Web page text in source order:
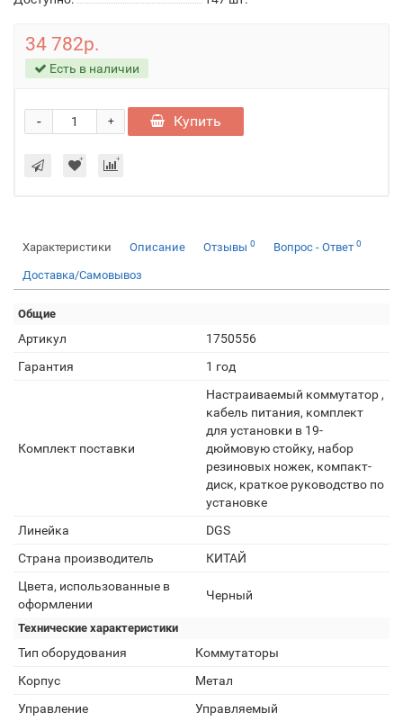
34 782р.
Есть в наличии
+
- Купить
Характеристики Описание Отзывы 0 Вопрос - Ответ 0
Доставка/Самовывоз
Общие
Артикул
1750556
Гарантия
1 год
Комплект поставки
Настраиваемый коммутатор ,
кабель питания, комплект
для установки в 19-
дюймовую стойку, набор
резиновых ножек, компакт-
диск, краткое руководство по
установке
Линейка
DGS
Страна производитель
КИТАЙ
Цвета, использованные в
оформлении
Черный
Технические характеристики
Тип оборудования
Коммутаторы
Корпус
Метал
Управление
Управляемый